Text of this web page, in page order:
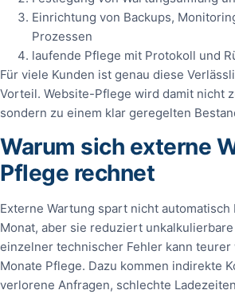
Einrichtung von Backups,
Prozessen
laufende Pflege mit Protokoll und
Für viele Kunden ist genau diese
Vorteil. Website-Pflege wird damit nicht
sondern zu einem klar geregelten
Warum sich externe
Pflege rechnet
Externe Wartung spart nicht automatisch
Monat, aber sie reduziert
einzelner technischer Fehler kann
Monate Pflege. Dazu kommen indirekte
verlorene Anfragen, schlechte